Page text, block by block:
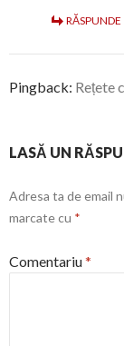
RĂSPUNDE
Pingback: Rețete
LASĂ UN
Adresa ta de email
marcate cu *
Comentariu*